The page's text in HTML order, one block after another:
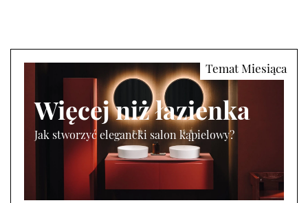
Więcej niż łazienka
Jak stworzyć elegancki salon kąpielowy?